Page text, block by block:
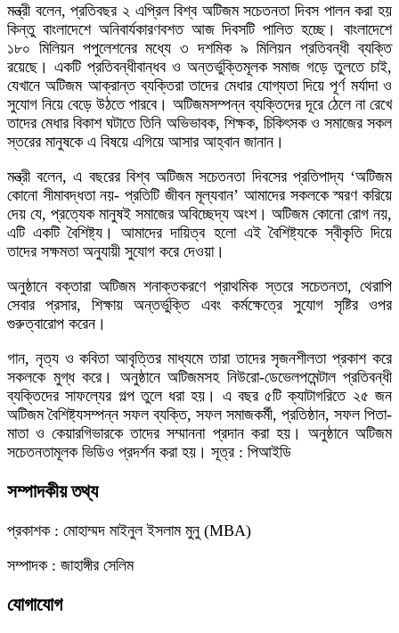
মন্ত্রী বলেন, প্রতিবছর ২ এপ্রিল বিশ্ব অটিজম সচেতনতা দিবস পালন করা হয়
কিন্তু বাংলাদেশে অনিবার্যকারণবশত আজ দিবসটি পালিত হচ্ছে। বাংলাদেশে
১৮০ মিলিয়ন পপুলেশনের মধ্যে ৩ দশমিক ৯ মিলিয়ন প্রতিবন্ধী ব্যক্তি
রয়েছে। একটি প্রতিবন্ধীবান্ধব ও অন্তর্ভুক্তিমূলক সমাজ গড়ে তুলতে চাই,
যেখানে অটিজম আক্রান্ত ব্যক্তিরা তাদের মেধার যোগ্যতা দিয়ে পূর্ণ মর্যাদা ও
সুযোগ নিয়ে বেড়ে উঠতে পারবে। অটিজমসম্পন্ন ব্যক্তিদের দূরে ঠেলে না রেখে
তাদের মেধার বিকাশ ঘটাতে তিনি অভিভাবক, শিক্ষক, চিকিৎসক ও সমাজের সকল
স্তরের মানুষকে এ বিষয়ে এগিয়ে আসার আহ্বান জানান।
মন্ত্রী বলেন, এ বছরের বিশ্ব অটিজম সচেতনতা দিবসের প্রতিপাদ্য ‘অটিজম
কোনো সীমাবদ্ধতা নয়- প্রতিটি জীবন মূল্যবান’ আমাদের সকলকে স্মরণ করিয়ে
দেয় যে, প্রত্যেক মানুষই সমাজের অবিচ্ছেদ্য অংশ। অটিজম কোনো রোগ নয়,
এটি একটি বৈশিষ্ট্য। আমাদের দায়িত্ব হলো এই বৈশিষ্ট্যকে স্বীকৃতি দিয়ে
তাদের সক্ষমতা অনুযায়ী সুযোগ করে দেওয়া।
অনুষ্ঠানে বক্তারা অটিজম শনাক্তকরণে প্রাথমিক স্তরে সচেতনতা, থেরাপি
সেবার প্রসার, শিক্ষায় অন্তর্ভুক্তি এবং কর্মক্ষেত্রে সুযোগ সৃষ্টির ওপর
গুরুত্বারোপ করেন।
গান, নৃত্য ও কবিতা আবৃত্তির মাধ্যমে তারা তাদের সৃজনশীলতা প্রকাশ করে
সকলকে মুগ্ধ করে। অনুষ্ঠানে অটিজমসহ নিউরো-ডেভেলপমেন্টাল প্রতিবন্ধী
ব্যক্তিদের সাফল্যের গল্প তুলে ধরা হয়। এ বছর ৫টি ক্যাটাগরিতে ২৫ জন
অটিজম বৈশিষ্ট্যসম্পন্ন সফল ব্যক্তি, সফল সমাজকর্মী, প্রতিষ্ঠান, সফল পিতা-
মাতা ও কেয়ারগিভারকে তাদের সম্মাননা প্রদান করা হয়। অনুষ্ঠানে অটিজম
সচেতনতামূলক ভিডিও প্রদর্শন করা হয়। সূত্র : পিআইডি
সম্পাদকীয় তথ্য
প্রকাশক : মোহাম্মদ মাইনুল ইসলাম মুনু (MBA)
সম্পাদক : জাহাঙ্গীর সেলিম
যোগাযোগ